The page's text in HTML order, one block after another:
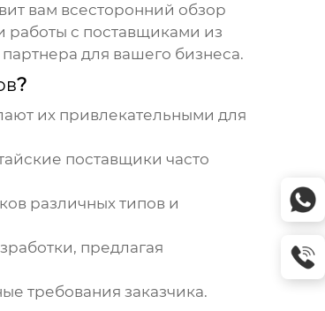
вам всесторонний обзор
работы с поставщиками из
для вашего бизнеса.
?
их привлекательными для
поставщики часто
различных типов и
предлагая
требования заказчика.